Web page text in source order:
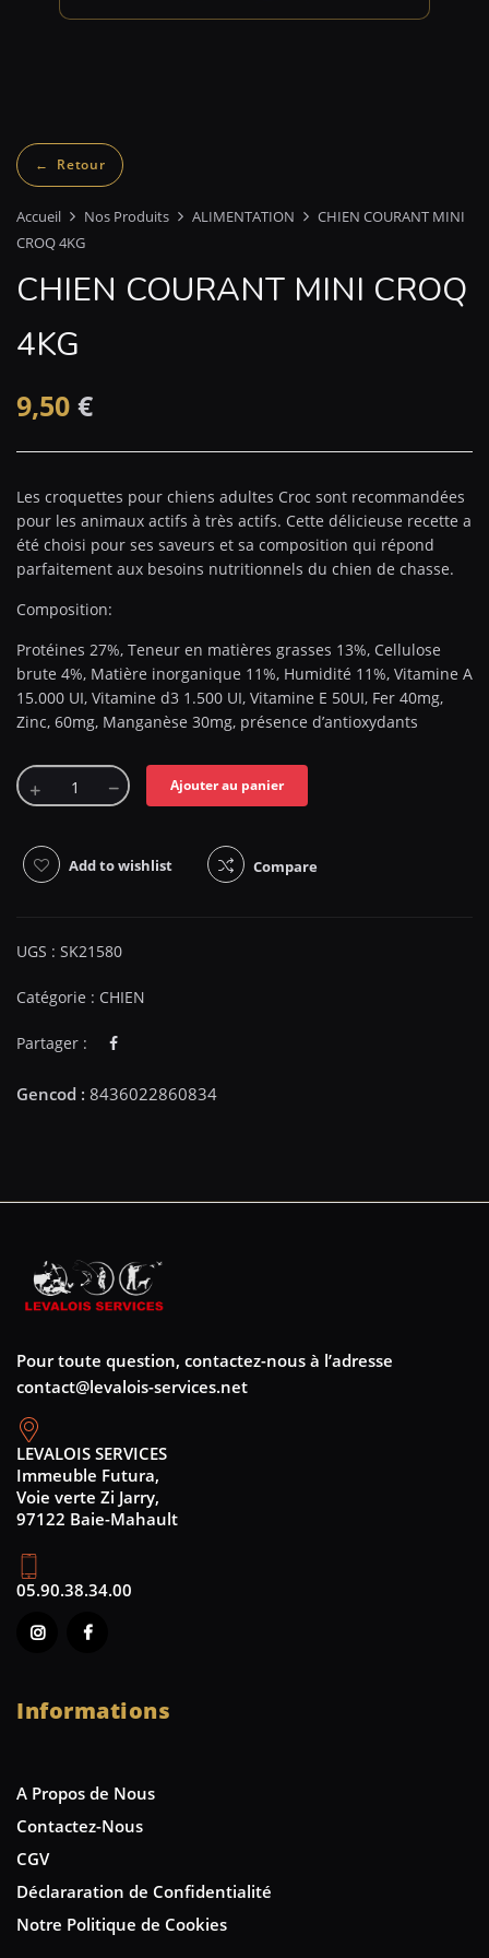
Accueil Nos Produits ALIMENTATION
CHIEN COURANT MINI
CROQ 4KG
CHIEN COURANT MINI CROQ
4KG
9,50 €
Les croquettes pour chiens adultes Croc sont recommandées
pour les animaux actifs à très actifs. Cette délicieuse recette a
été choisi pour ses saveurs et sa composition qui répond
parfaitement aux besoins nutritionnels du chien de chasse.
Composition:
Protéines 27%, Teneur en matières grasses 13%, Cellulose
brute 4%, Matière inorganique 11%, Humidité 11%, Vitamine A
15.000 UI, Vitamine d3 1.500 UI, Vitamine E 50UI, Fer 40mg,
Zinc, 60mg, Manganèse 30mg, présence d’antioxydants
Ajouter au panier
Add to wishlist Compare
UGS : SK21580
Catégorie : CHIEN
Partager :
Pour toute question, contactez-nous à l’adresse
contact@levalois-services.net
LEVALOIS SERVICES
Immeuble Futura,
Voie verte Zi Jarry,
97122 Baie-Mahault
05.90.38.34.00
Informations
A Propos de Nous
Contactez-Nous
CGV
Déclararation de Confidentialité
Notre Politique de Cookies